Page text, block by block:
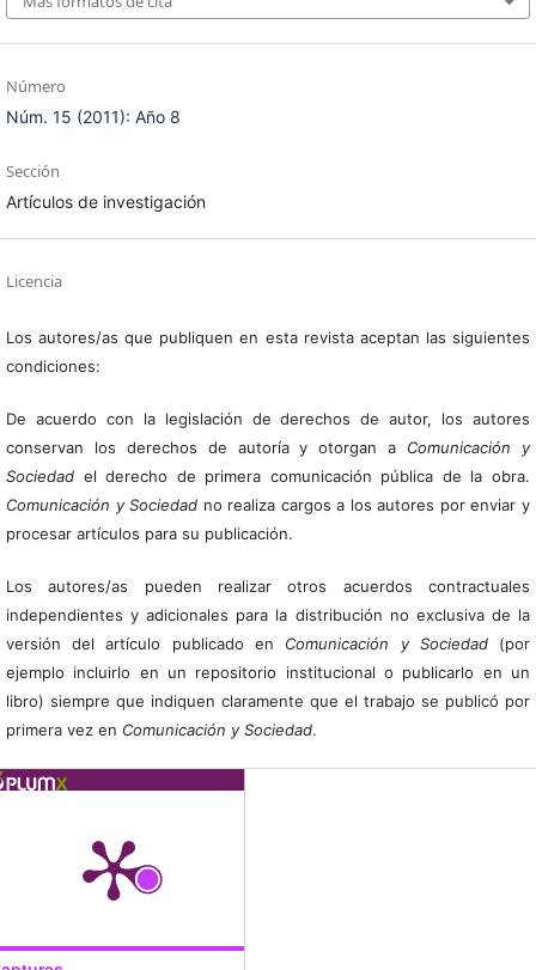
Número
Núm. 15 (2011): Año 8
Sección
Artículos de investigación
Licencia
Los autores/as que publiquen en esta revista aceptan las siguientes
condiciones:
De acuerdo con la legislación de derechos de autor, los autores
conservan los derechos de autoría y otorgan a Comunicación y
Sociedadel derecho de primera comunicación pública de la obra.
Comunicación y Sociedad no realiza cargos a los autores por enviar y
procesar artículos para su publicación.
Los autores/as pueden realizar otros acuerdos contractuales
independientes y adicionales para la distribución no exclusiva de la
versión del artículo publicado en Comunicación y Sociedad(por
ejemplo incluirlo en un repositorio institucional o publicarlo en un
libro) siempre que indiquen claramente que el trabajo se publicó por
primera vez en Comunicación y Sociedad.